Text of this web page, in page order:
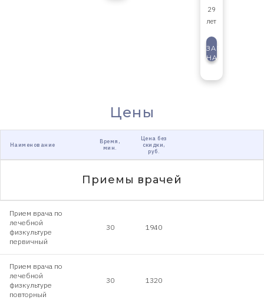
29
лет
ЗАПИСАТЬСЯ
НА
Цены
Наименование
Время,
мин.
Цена без
скидки,
руб.
Приемы врачей
Прием врача по
лечебной
физкультуре
первичный
30 1940
Прием врача по
лечебной
физкультуре
повторный
30 1320